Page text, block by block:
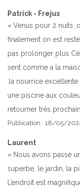
Patrick - Frejus
« Venus pour 2 nuits
finalement on est
pas prolonger plus
sent comme a la
,la nourrice
une piscine aux
retourner très
Publication : 18/05/
Laurent
« Nous avons passé
superbe, le jardin, la
L’endroit est